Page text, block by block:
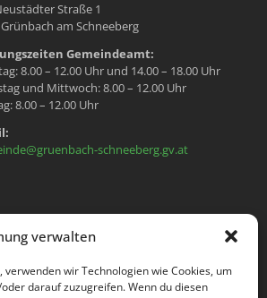
verwalten
wir Technologien wie Cookies, um
darauf zuzugreifen. Wenn du diesen
Straße 1
am Schneeberg
Gemeindeamt:
8.00 – 12.00 Uhr und 14.00 – 18.00 Uhr
und Mittwoch: 8.00 – 12.00 Uhr
8.00 – 12.00 Uhr
schneeberg.gv.at